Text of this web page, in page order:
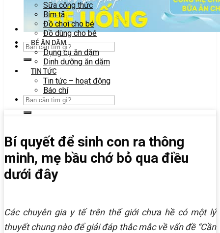
Sữa công thức
Bỉm tã
Đồ chơi cho bé
Đồ dùng cho bé
BÉ ĂN DẶM
Dụng cụ ăn dặm
Dinh dưỡng ăn dặm
TIN TỨC
Tin tức – hoạt động
Báo chí
Bí quyết để sinh con ra thông
minh, mẹ bầu chớ bỏ qua điều
dưới đây
Các chuyên gia y tế trên thế giới chưa hề có một lý
thuyết chung nào để giải đáp thắc mắc về vấn đề “Cần